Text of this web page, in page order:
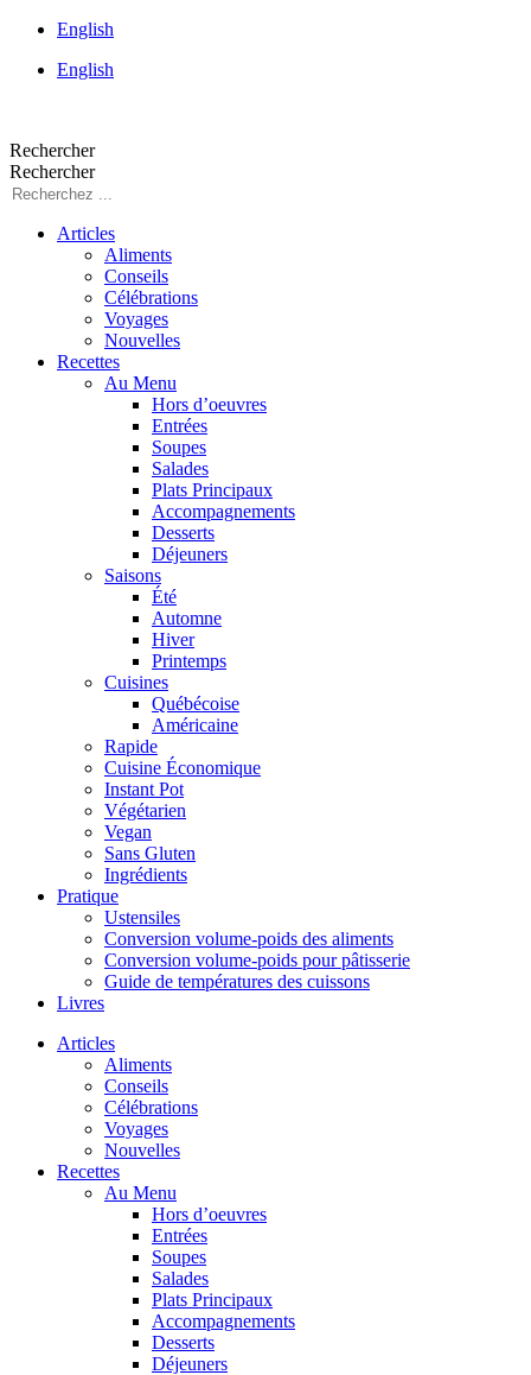
English
English
Rechercher
Rechercher
Articles
Aliments
Conseils
Célébrations
Voyages
Nouvelles
Recettes
Au Menu
Hors d’oeuvres
Entrées
Soupes
Salades
Plats Principaux
Accompagnements
Desserts
Déjeuners
Saisons
Été
Automne
Hiver
Printemps
Cuisines
Québécoise
Américaine
Rapide
Cuisine Économique
Instant Pot
Végétarien
Vegan
Sans Gluten
Ingrédients
Pratique
Ustensiles
Conversion volume-poids des aliments
Conversion volume-poids pour pâtisserie
Guide de températures des cuissons
Livres
Articles
Aliments
Conseils
Célébrations
Voyages
Nouvelles
Recettes
Au Menu
Hors d’oeuvres
Entrées
Soupes
Salades
Plats Principaux
Accompagnements
Desserts
Déjeuners